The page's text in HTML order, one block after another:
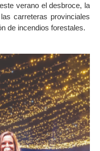
verano el desbroce, la
carreteras provinciales
de incendios forestales.